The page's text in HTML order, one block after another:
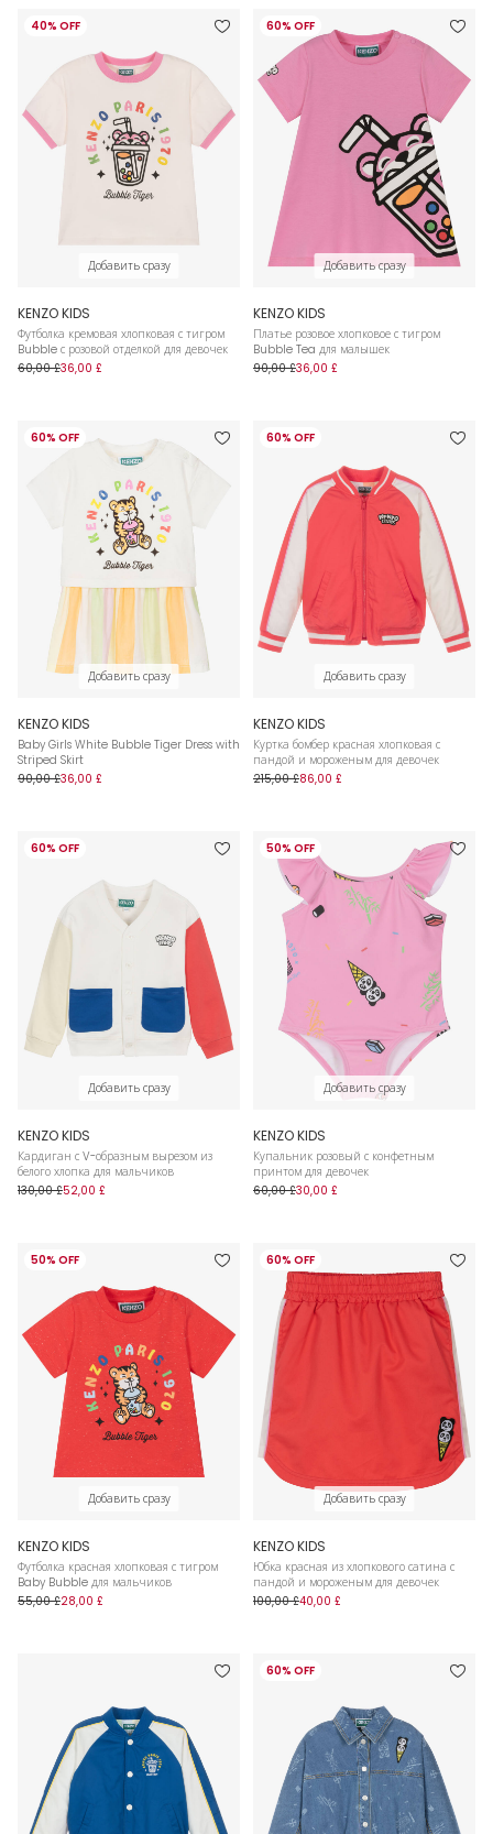
40% OFF
Добавить сразу
KENZO KIDS
Футболка кремовая хлопковая с тигром
Bubble с розовой отделкой для девочек
60,00 £36,00 £
60% OFF
Добавить сразу
KENZO KIDS
Платье розовое хлопковое с тигром
Bubble Tea для малышек
90,00 £36,00 £
60% OFF
Добавить сразу
KENZO KIDS
Baby Girls White Bubble Tiger Dress with
Striped Skirt
90,00 £36,00 £
60% OFF
Добавить сразу
KENZO KIDS
Куртка бомбер красная хлопковая с
пандой и мороженым для девочек
215,00 £86,00 £
60% OFF
Добавить сразу
KENZO KIDS
Кардиган с V-образным вырезом из
белого хлопка для мальчиков
130,00 £52,00 £
50% OFF
Добавить сразу
KENZO KIDS
Купальник розовый с конфетным
принтом для девочек
60,00 £30,00 £
50% OFF
Добавить сразу
KENZO KIDS
Футболка красная хлопковая с тигром
Baby Bubble для мальчиков
55,00 £28,00 £
60% OFF
Добавить сразу
KENZO KIDS
Юбка красная из хлопкового сатина с
пандой и мороженым для девочек
100,00 £40,00 £
60% OFF